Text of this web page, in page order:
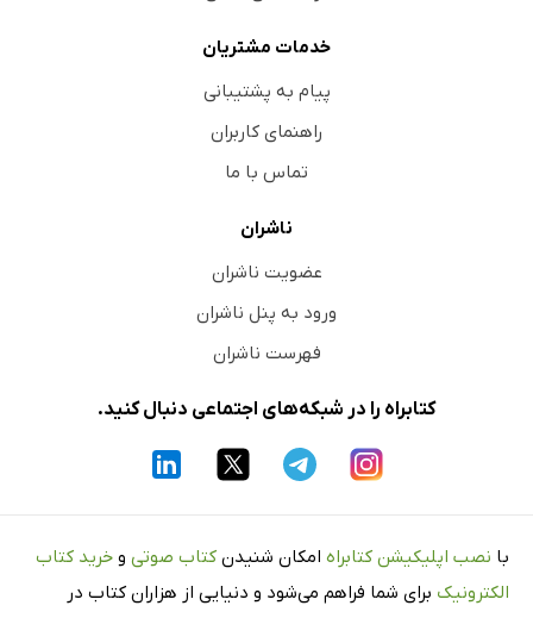
خدمات مشتریان
پیام به پشتیبانی
راهنمای کاربران
تماس با ما
ناشران
عضویت ناشران
ورود به پنل ناشران
فهرست ناشران
کتابراه را در شبکه‌های اجتماعی دنبال کنید.
با نصب اپلیکیشن کتابراه امکان شنیدن کتاب صوتی و خرید کتاب
الکترونیک برای شما فراهم می‌شود و دنیایی از هزاران کتاب در